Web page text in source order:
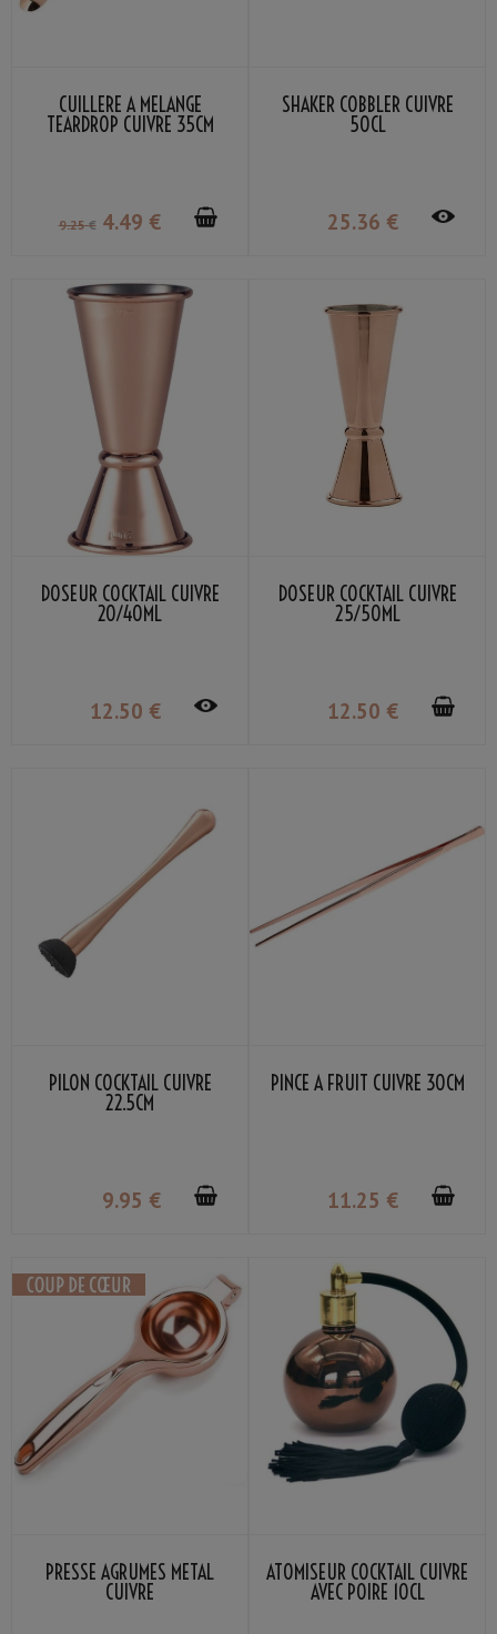
CUILLÈRE À MÉLANGE
TEARDROP CUIVRE 35CM
9.25 € 4.49 €
SHAKER COBBLER CUIVRE
50CL
25.36 €
DOSEUR COCKTAIL CUIVRE
20/40ML
12.50 €
DOSEUR COCKTAIL CUIVRE
25/50ML
12.50 €
PILON COCKTAIL CUIVRE
22.5CM
9.95 €
PINCE À FRUIT CUIVRE 30CM
11.25 €
PRESSE AGRUMES MÉTAL
CUIVRE
ATOMISEUR COCKTAIL CUIVRE
AVEC POIRE 10CL